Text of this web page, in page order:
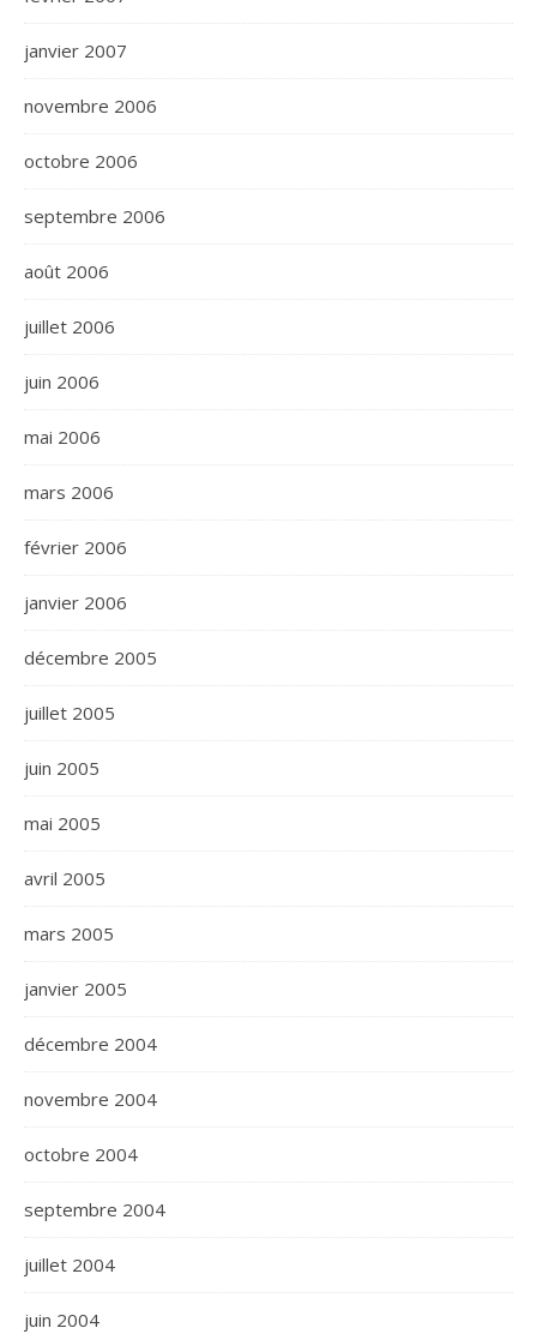
janvier 2007
novembre 2006
octobre 2006
septembre 2006
août 2006
juillet 2006
juin 2006
mai 2006
mars 2006
février 2006
janvier 2006
décembre 2005
juillet 2005
juin 2005
mai 2005
avril 2005
mars 2005
janvier 2005
décembre 2004
novembre 2004
octobre 2004
septembre 2004
juillet 2004
juin 2004